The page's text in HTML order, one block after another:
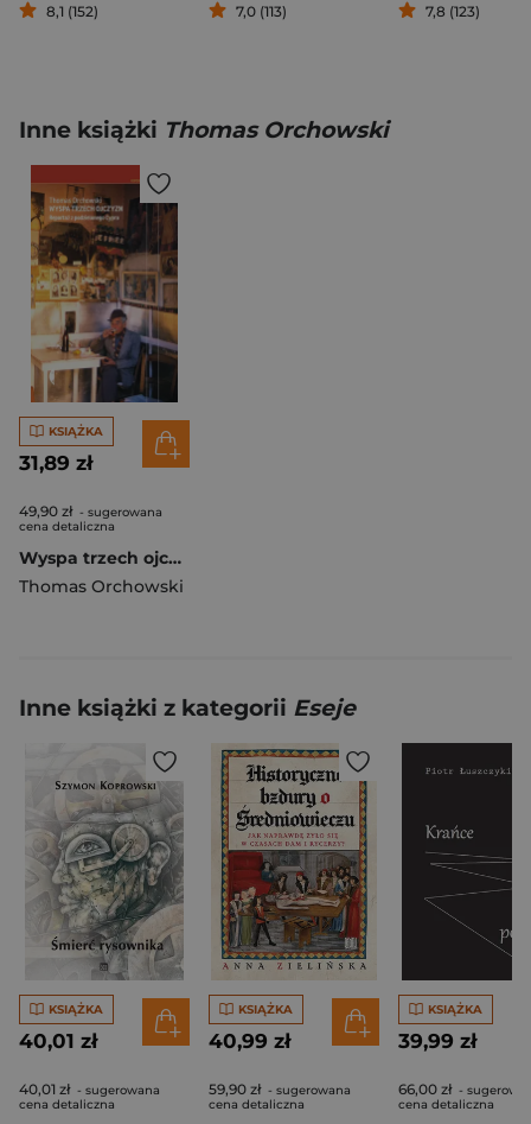
8,1 (152) 7,0 (113) 7,8 (123)
Inne książki Thomas Orchowski
KSIĄŻKA
31,89 zł
49,90 zł - sugerowana
cena detaliczna
Wyspa trzech ojczyzn Reportaż z podzielonego Cypru
Thomas Orchowski
Inne książki z kategorii Eseje
KSIĄŻKA
40,01 zł
40,01 zł - sugerowana
cena detaliczna
KSIĄŻKA
40,99 zł
59,90 zł - sugerowana
cena detaliczna
KSIĄŻKA
39,99 zł
66,00 zł -
cena detaliczna